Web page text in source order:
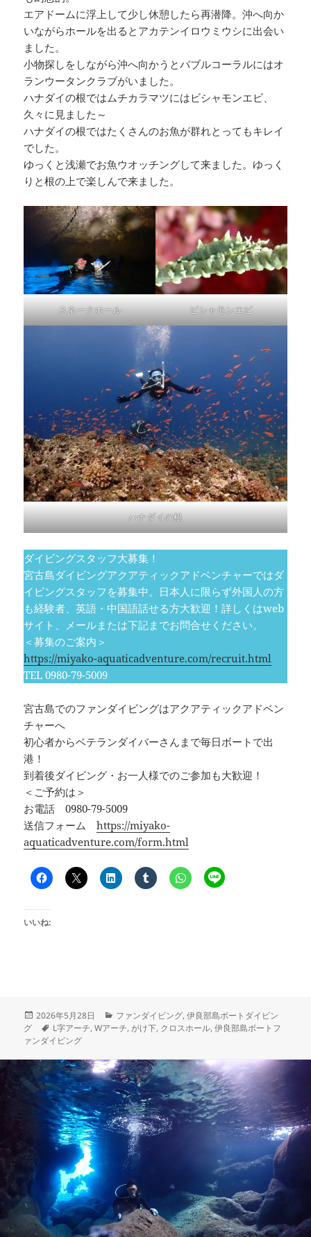
エアドームに浮上して少し休憩したら再潜降。沖へ向か
いながらホールを出るとアカテンイロウミウシに出会い
ました。
小物探しをしながら沖へ向かうとバブルコーラルにはオ
ランウータンクラブがいました。
ハナダイの根ではムチカラマツにはビシャモンエビ、
久々に見ました～
ハナダイの根ではたくさんのお魚が群れとってもキレイ
でした。
ゆっくと浅瀬でお魚ウオッチングして来ました。ゆっく
りと根の上で楽しんで来ました。
スネークホール ビシャモンエビ
ハナダイの根
ダイビングスタッフ大募集！
宮古島ダイビングアクアティックアドベンチャーではダ
イビングスタッフを募集中。日本人に限らず外国人の方
も経験者、英語・中国語話せる方大歓迎！詳しくはweb
サイト、メールまたは下記までお問合せください。
＜募集のご案内＞
https://miyako-aquaticadventure.com/recruit.html
TEL 0980-79-5009
宮古島でのファンダイビングはアクアティックアドベン
チャーへ
初心者からベテランダイバーさんまで毎日ボートで出
港！
到着後ダイビング・お一人様でのご参加も大歓迎！
＜ご予約は＞
お電話 0980-79-5009
送信フォームhttps://miyako-
aquaticadventure.com/form.html
いいね:
投
稿
日:
2026年5月28日
カ
テ
ー
ファンダイビング,伊良部島ボートダイビン
グ
タ
グ
L字アーチ,Wアーチ,がけ下, クロスホール,伊良部島ボートフ
ァンダイビング